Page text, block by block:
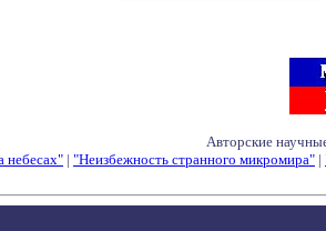
Авторские
небесах" | "Неизбежность странного микромира" |